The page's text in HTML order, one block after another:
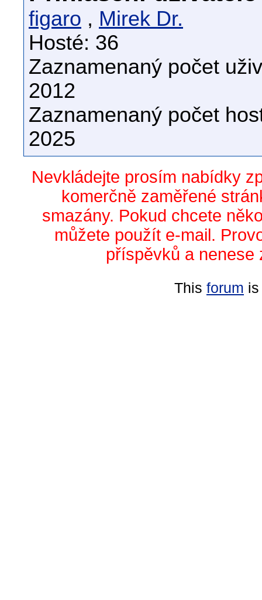
figaro , Mirek Dr.
Hosté: 36
Zaznamenaný počet
2012
Zaznamenaný počet
2025
Nevkládejte prosím nabídky
komerčně zaměřené
smazány. Pokud chcete
můžete použít e-mail.
příspěvků a nenese
This forum